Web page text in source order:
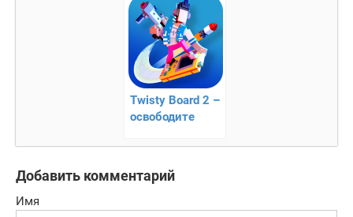
Twisty Board 2 –
освободите
Добавить комментарий
Имя